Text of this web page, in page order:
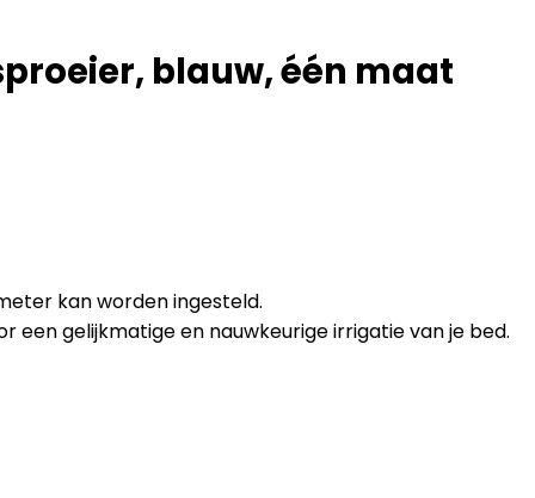
blauw, één maat
kan worden ingesteld.
een gelijkmatige en nauwkeurige irrigatie van je bed.